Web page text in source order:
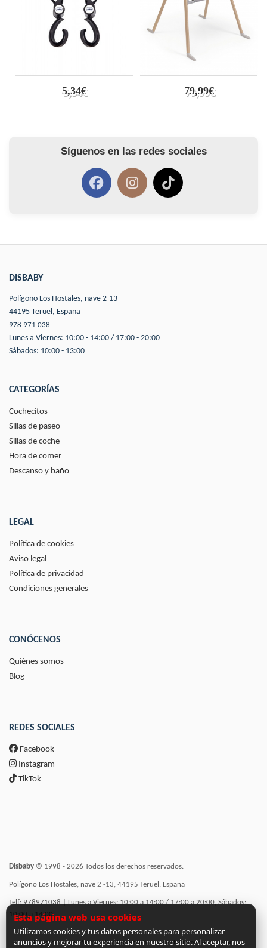
5,34€ 79,99€
Síguenos en las redes sociales
DISBABY
Polígono Los Hostales, nave 2-13
44195 Teruel, España
978 971 038
Lunes a Viernes: 10:00 - 14:00 / 17:00 - 20:00
Sábados: 10:00 - 13:00
CATEGORÍAS
Cochecitos
Sillas de paseo
Sillas de coche
Hora de comer
Descanso y baño
LEGAL
Política de cookies
Aviso legal
Política de privacidad
Condiciones generales
CONÓCENOS
Quiénes somos
Blog
REDES SOCIALES
Facebook
Instagram
TikTok
Disbaby © 1998 - 2026 Todos los derechos reservados.
Polígono Los Hostales, nave 2 -13, 44195 Teruel, España
Telf: 978971038 | Lunes a Viernes: 10:00 a 14:00 / 17:00 a 20:00, Sábados:
10:00 a 14:00
Incorporación de funcionalidades semánticas a la web subvencionadas por:
Esta página web usa cookies
Utilizamos cookies y tus datos personales para personalizar
anuncios y mejorar tu experiencia en nuestro sitio. Al aceptar, nos